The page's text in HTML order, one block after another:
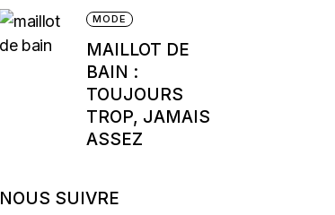
MODE
MAILLOT DE
BAIN :
TOUJOURS
TROP, JAMAIS
ASSEZ
NOUS SUIVRE